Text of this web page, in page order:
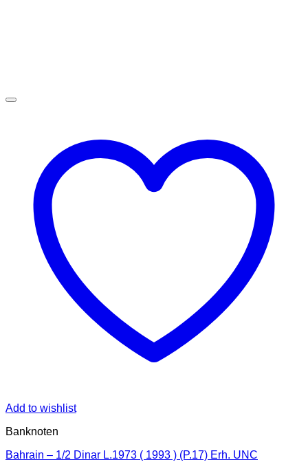
Add to wishlist
Banknoten
Bahrain – 1/2 Dinar L.1973 ( 1993 ) (P.17) Erh. UNC